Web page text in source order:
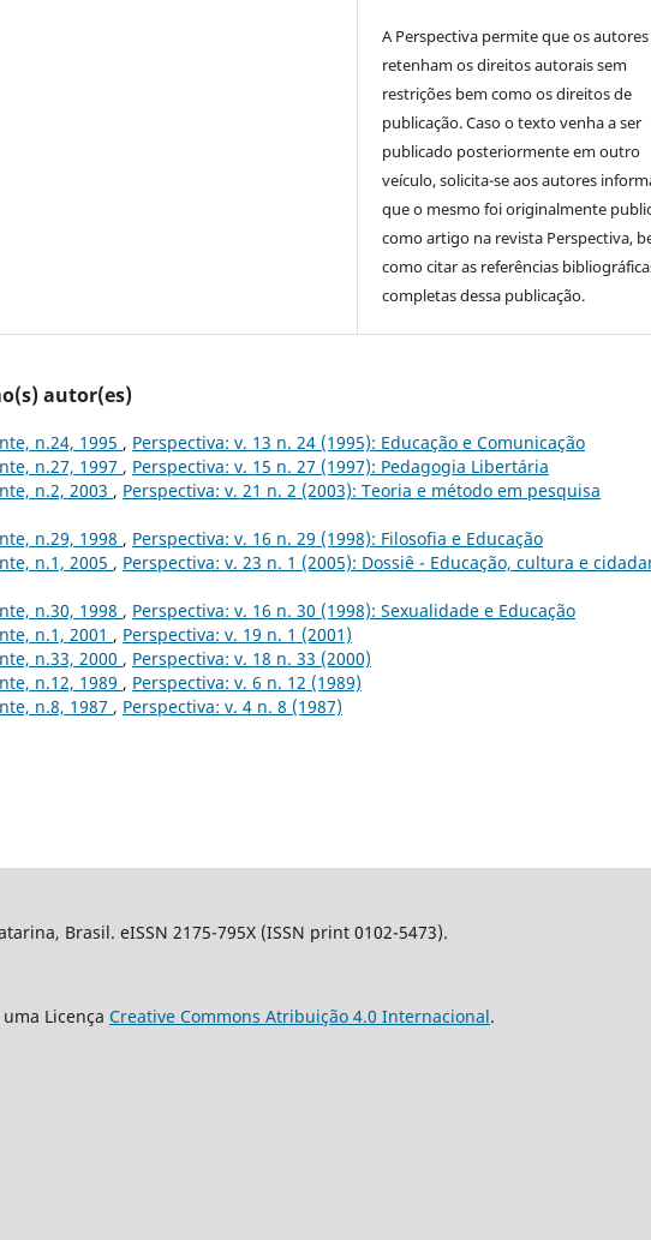
A Perspectiva permite que os autores
retenham os direitos autorais sem
restrições bem como os direitos de
publicação. Caso o texto venha a ser
publicado posteriormente em outro
veículo, solicita-se aos autores
que o mesmo foi originalmente
como artigo na revista Perspectiva,
como citar as referências
completas dessa publicação.
autor(es)
n.24, 1995 , Perspectiva: v. 13 n. 24 (1995): Educação e Comunicação
n.27, 1997 , Perspectiva: v. 15 n. 27 (1997): Pedagogia Libertária
n.2, 2003 , Perspectiva: v. 21 n. 2 (2003): Teoria e método em pesquisa
n.29, 1998 , Perspectiva: v. 16 n. 29 (1998): Filosofia e Educação
n.1, 2005 , Perspectiva: v. 23 n. 1 (2005): Dossiê - Educação, cultura e
n.30, 1998 , Perspectiva: v. 16 n. 30 (1998): Sexualidade e Educação
n.1, 2001 , Perspectiva: v. 19 n. 1 (2001)
n.33, 2000 , Perspectiva: v. 18 n. 33 (2000)
n.12, 1989 , Perspectiva: v. 6 n. 12 (1989)
n.8, 1987 , Perspectiva: v. 4 n. 8 (1987)
Brasil. eISSN 2175-795X (ISSN print 0102-5473).
Licença Creative Commons Atribuição 4.0 Internacional.